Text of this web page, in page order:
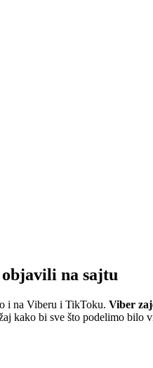
objavili na sajtu
i na Viberu i TikToku. Viber
kako bi sve što podelimo